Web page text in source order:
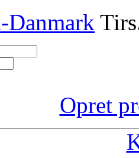
Danmark
Opret